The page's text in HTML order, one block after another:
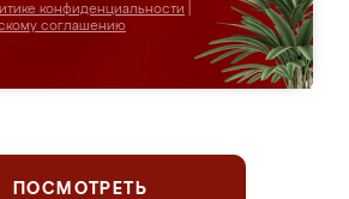
конфиденциальности
соглашению
ПОСМОТРЕТЬ